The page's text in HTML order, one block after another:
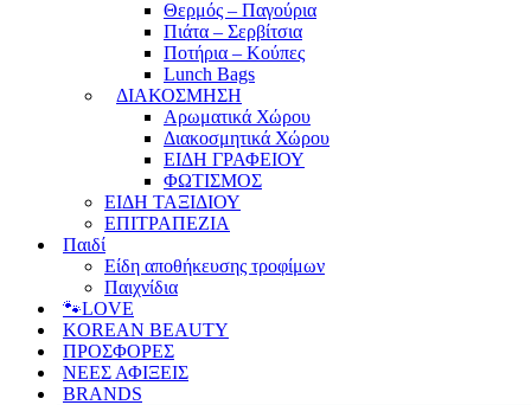
Θερμός – Παγούρια
Πιάτα – Σερβίτσια
Ποτήρια – Κούπες
Lunch Bags
ΔΙΑΚΟΣΜΗΣΗ
Αρωματικά Χώρου
Διακοσμητικά Χώρου
ΕΙΔΗ ΓΡΑΦΕΙΟΥ
ΦΩΤΙΣΜΟΣ
ΕΙΔΗ ΤΑΞΙΔΙΟΥ
ΕΠΙΤΡΑΠΕΖΙΑ
Παιδί
Είδη αποθήκευσης τροφίμων
Παιχνίδια
🐾LOVE
KOREAN BEAUTY
ΠΡΟΣΦΟΡΕΣ
ΝΕΕΣ ΑΦΙΞΕΙΣ
BRANDS